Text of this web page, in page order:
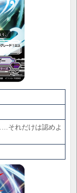
それだけは認めよ